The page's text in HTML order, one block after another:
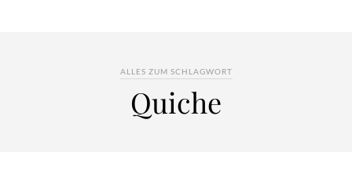
ALLES ZUM SCHLAGWORT
Quiche